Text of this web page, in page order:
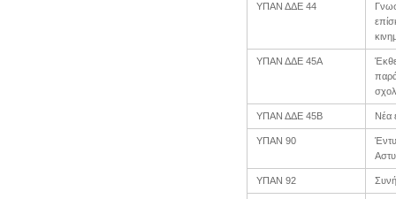
ΥΠΑΝ ΔΔΕ 44
ΥΠΑΝ ΔΔΕ 45Α
ΥΠΑΝ ΔΔΕ 45Β Νέα
ΥΠΑΝ 90
ΥΠΑΝ 92